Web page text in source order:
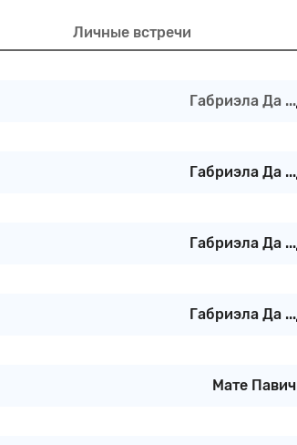
Личные встречи
Габриэла Да ...
Габриэла Да ...
Габриэла Да ...
Габриэла Да ...
Мате Павич